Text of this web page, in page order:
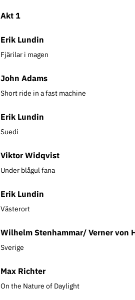
Akt 1
Erik Lundin
Fjärilar i magen
John Adams
Short ride in a fast machine
Erik Lundin
Suedi
Viktor Widqvist
Under blågul fana
Erik Lundin
Västerort
Wilhelm Stenhammar/ Verner von
Sverige
Max Richter
On the Nature of Daylight